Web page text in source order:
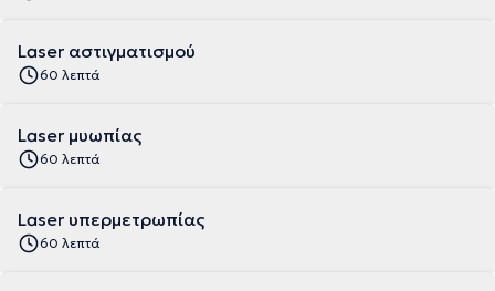
Laser αστιγματισμού
60 λεπτά
Laser μυωπίας
60 λεπτά
Laser υπερμετρωπίας
60 λεπτά